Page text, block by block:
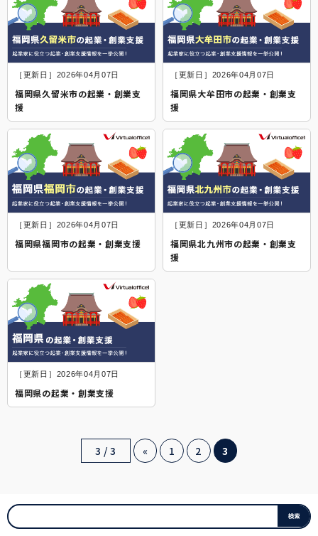
［更新日］2026年04月07日
福岡県久留米市の起業・創業支
援
［更新日］2026年04月07日
福岡県大牟田市の起業・創業支
援
［更新日］2026年04月07日
福岡県福岡市の起業・創業支援
［更新日］2026年04月07日
福岡県北九州市の起業・創業支
援
［更新日］2026年04月07日
福岡県の起業・創業支援
3 / 3 « 1 2 3